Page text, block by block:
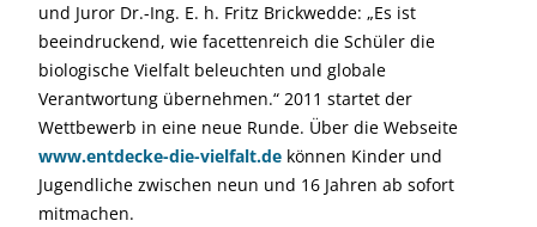
und Juror Dr.-Ing. E. h. Fritz Brickwedde: „Es ist
beeindruckend, wie facettenreich die Schüler die
biologische Vielfalt beleuchten und globale
Verantwortung übernehmen.“ 2011 startet der
Wettbewerb in eine neue Runde. Über die Webseite
www.entdecke-die-vielfalt.de können Kinder und
Jugendliche zwischen neun und 16 Jahren ab sofort
mitmachen.